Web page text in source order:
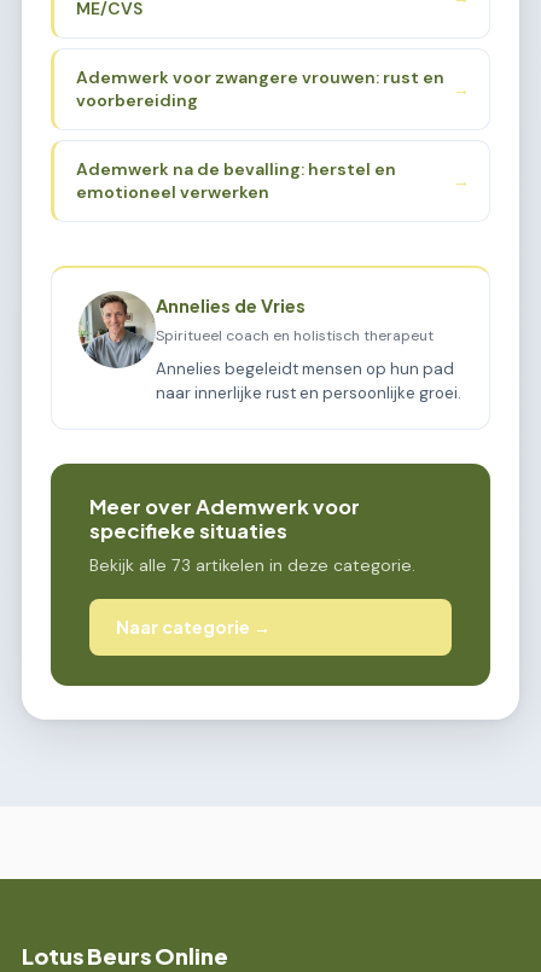
ME/CVS
Ademwerk voor zwangere vrouwen: rust en
voorbereiding
→
Ademwerk na de bevalling: herstel en
emotioneel verwerken
→
Annelies de Vries
Spiritueel coach en holistisch therapeut
Annelies begeleidt mensen op hun pad
naar innerlijke rust en persoonlijke groei.
Meer over Ademwerk voor
specifieke situaties
Bekijk alle 73 artikelen in deze categorie.
Naar categorie →
Lotus Beurs Online